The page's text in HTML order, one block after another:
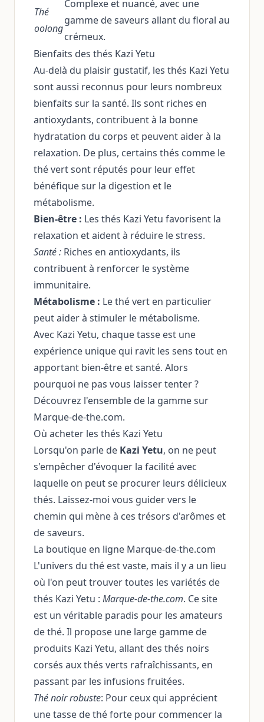
Thé
oolong
Complexe et nuancé, avec une
gamme de saveurs allant du floral au
crémeux.
Bienfaits des thés Kazi Yetu
Au-delà du plaisir gustatif, les thés Kazi Yetu
sont aussi reconnus pour leurs nombreux
bienfaits sur la santé. Ils sont riches en
antioxydants, contribuent à la bonne
hydratation du corps et peuvent aider à la
relaxation. De plus, certains thés comme le
thé vert sont réputés pour leur effet
bénéfique sur la digestion et le
métabolisme.
Bien-être : Les thés Kazi Yetu favorisent la
relaxation et aident à réduire le stress.
Santé : Riches en antioxydants, ils
contribuent à renforcer le système
immunitaire.
Métabolisme : Le thé vert en particulier
peut aider à stimuler le métabolisme.
Avec Kazi Yetu, chaque tasse est une
expérience unique qui ravit les sens tout en
apportant bien-être et santé. Alors
pourquoi ne pas vous laisser tenter ?
Découvrez l'ensemble de la gamme sur
Marque-de-the.com.
Où acheter les thés Kazi Yetu
Lorsqu'on parle de Kazi Yetu, on ne peut
s'empêcher d'évoquer la facilité avec
laquelle on peut se procurer leurs délicieux
thés. Laissez-moi vous guider vers le
chemin qui mène à ces trésors d'arômes et
de saveurs.
La boutique en ligne Marque-de-the.com
L'univers du thé est vaste, mais il y a un lieu
où l'on peut trouver toutes les variétés de
thés Kazi Yetu : Marque-de-the.com. Ce site
est un véritable paradis pour les amateurs
de thé. Il propose une large gamme de
produits Kazi Yetu, allant des thés noirs
corsés aux thés verts rafraîchissants, en
passant par les infusions fruitées.
Thé noir robuste: Pour ceux qui apprécient
une tasse de thé forte pour commencer la